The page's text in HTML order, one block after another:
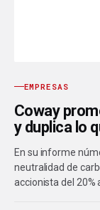
EMPRESAS
Coway
y duplica lo
En su informe
neutralidad de
accionista del 20%